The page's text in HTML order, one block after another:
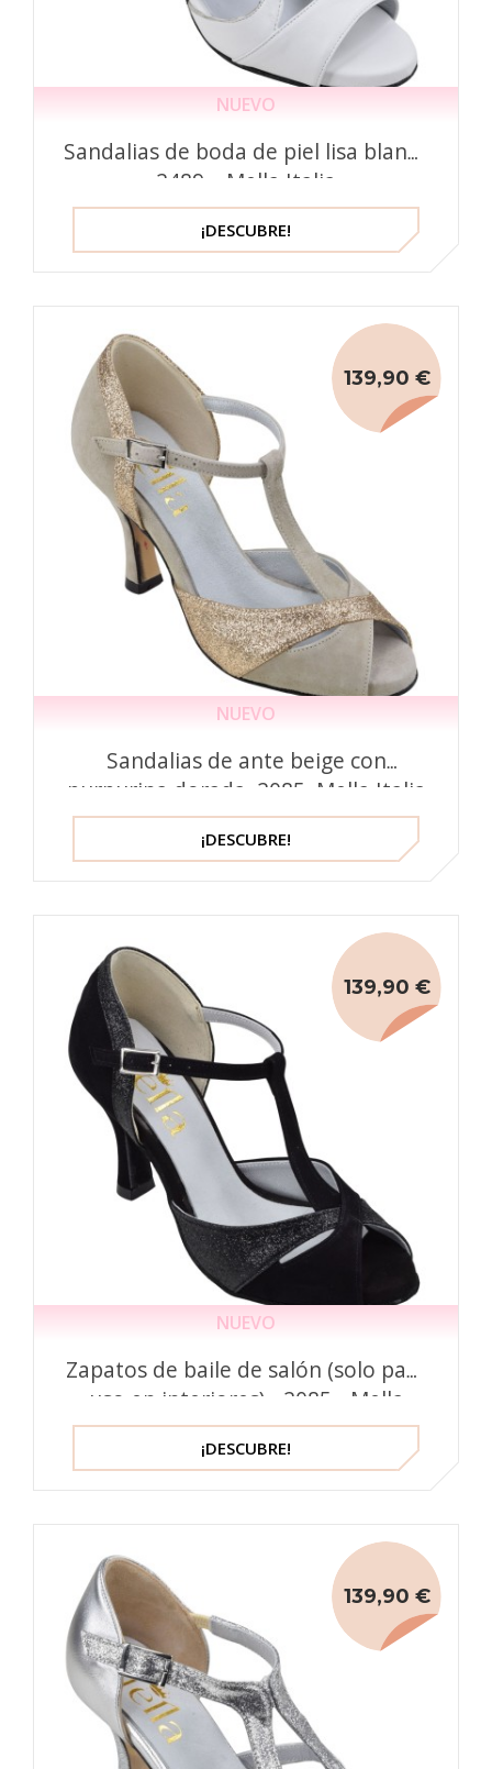
NUEVO
Sandalias de boda de piel lisa blanca
2489 – Mella Italia
¡DESCUBRE!
NUEVO
Sandalias de ante beige con
purpurina dorada, 2085, Mella Italia
139,90 €
¡DESCUBRE!
NUEVO
Zapatos de baile de salón (solo para
uso en interiores) - 2085 - Mella
139,90 €
¡DESCUBRE!
139,90 €